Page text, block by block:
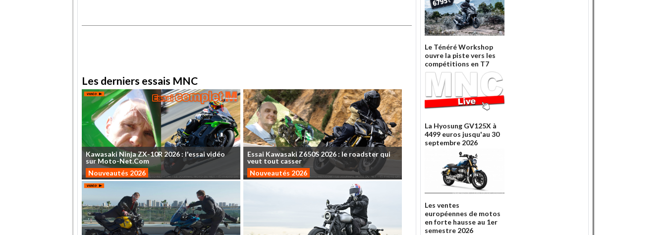
Les derniers essais MNC
Kawasaki NinjaZX-10R 2026 : l'essai vidéo
sur Moto-Net.Com
Nouveautés 2026
Essai Kawasaki Z650S2026: le roadster qui
veut tout casser
Nouveautés 2026
Le Ténéré Workshop
ouvre la piste vers les
compétitions en T7
La Hyosung GV125X à
4499 euros jusqu'au 30
septembre 2026
Les ventes
européennes de motos
en forte hausse au 1er
semestre 2026